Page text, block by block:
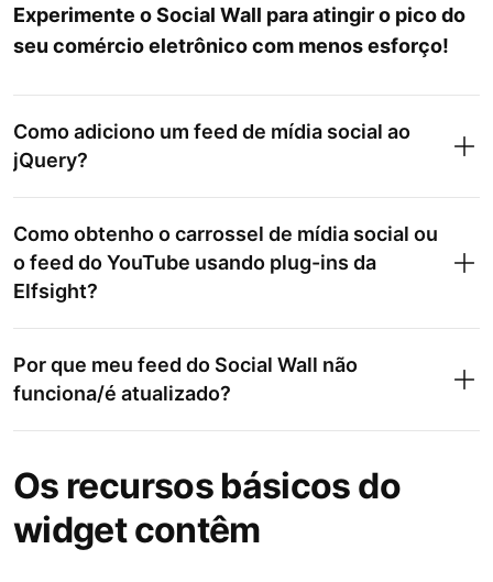
Experimente o Social Wall para atingir o pico do
seu comércio eletrônico com menos esforço!
Como adiciono um feed de mídia social ao
jQuery?
Como obtenho o carrossel de mídia social ou
o feed do YouTube usando plug-ins da
Elfsight?
Por que meu feed do Social Wall não
funciona/é atualizado?
Os recursos básicos do
widget contêm